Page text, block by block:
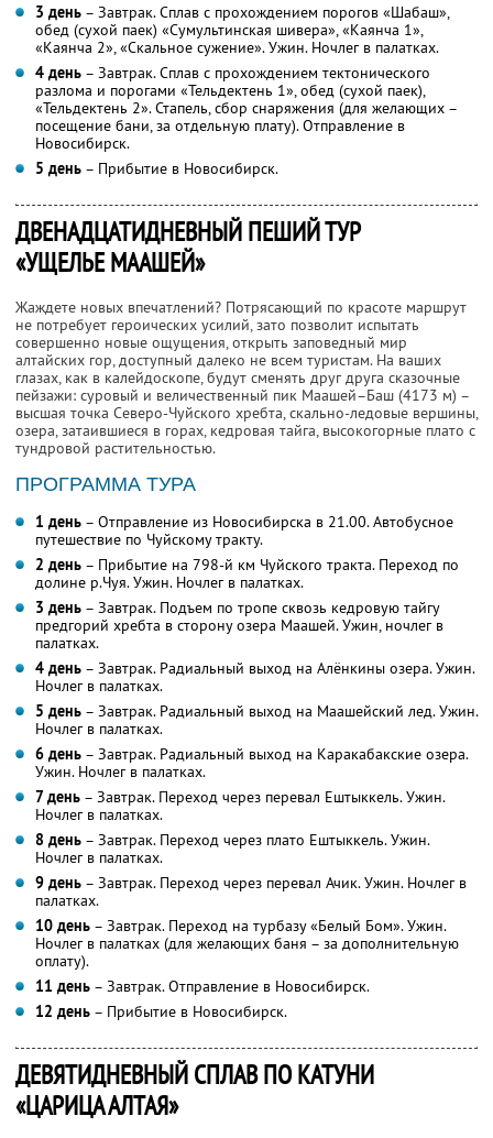
3 день – Завтрак. Сплав с прохождением порогов «Шабаш»,
обед (сухой паек) «Сумультинская шивера», «Каянча 1»,
«Каянча 2», «Скальное сужение». Ужин. Ночлег в палатках.
4 день – Завтрак. Сплав с прохождением тектонического
разлома и порогами «Тельдектень 1», обед (сухой паек),
«Тельдектень 2». Стапель, сбор снаряжения (для желающих –
посещение бани, за отдельную плату). Отправление в
Новосибирск.
5 день – Прибытие в Новосибирск.
ДВЕНАДЦАТИДНЕВНЫЙ ПЕШИЙ ТУР
«УЩЕЛЬЕ МААШЕЙ»
Жаждете новых впечатлений? Потрясающий по красоте маршрут
не потребует героических усилий, зато позволит испытать
совершенно новые ощущения, открыть заповедный мир
алтайских гор, доступный далеко не всем туристам. На ваших
глазах, как в калейдоскопе, будут сменять друг друга сказочные
пейзажи: суровый и величественный пик Маашей–Баш (4173 м) –
высшая точка Северо-Чуйского хребта, скально-ледовые вершины,
озера, затаившиеся в горах, кедровая тайга, высокогорные плато с
тундровой растительностью.
ПРОГРАММА ТУРА
1 день – Отправление из Новосибирска в 21.00. Автобусное
путешествие по Чуйскому тракту.
2 день – Прибытие на 798-й км Чуйского тракта. Переход по
долине р.Чуя. Ужин. Ночлег в палатках.
3 день – Завтрак. Подъем по тропе сквозь кедровую тайгу
предгорий хребта в сторону озера Маашей. Ужин, ночлег в
палатках.
4 день – Завтрак. Радиальный выход на Алёнкины озера. Ужин.
Ночлег в палатках.
5 день – Завтрак. Радиальный выход на Маашейский лед. Ужин.
Ночлег в палатках.
6 день – Завтрак. Радиальный выход на Каракабакские озера.
Ужин. Ночлег в палатках.
7 день – Завтрак. Переход через перевал Ештыккель. Ужин.
Ночлег в палатках.
8 день – Завтрак. Переход через плато Ештыккель. Ужин.
Ночлег в палатках.
9 день – Завтрак. Переход через перевал Ачик. Ужин. Ночлег в
палатках.
10 день – Завтрак. Переход на турбазу «Белый Бом». Ужин.
Ночлег в палатках (для желающих баня – за дополнительную
оплату).
11 день – Завтрак. Отправление в Новосибирск.
12 день – Прибытие в Новосибирск.
ДЕВЯТИДНЕВНЫЙ СПЛАВ ПО КАТУНИ
«ЦАРИЦА АЛТАЯ»